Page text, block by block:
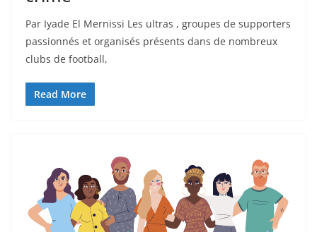
Par Iyade El Mernissi Les ultras , groupes de supporters
passionnés et organisés présents dans de nombreux
clubs de football,
Read More